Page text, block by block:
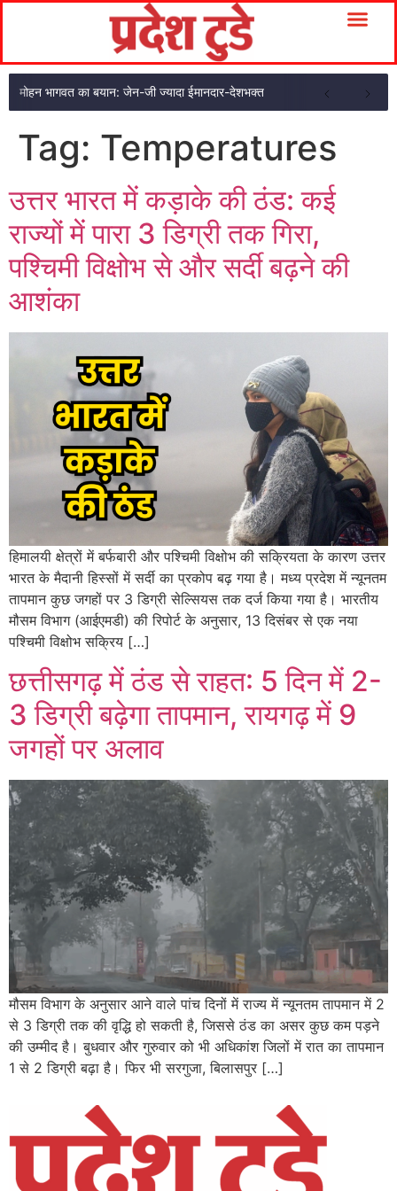
मोहन भागवत का बयान: जेन-जी ज्यादा ईमानदार-देशभक्त
Tag: Temperatures
उत्तर भारत में कड़ाके की ठंड: कई
राज्यों में पारा 3 डिग्री तक गिरा,
पश्चिमी विक्षोभ से और सर्दी बढ़ने की
आशंका
हिमालयी क्षेत्रों में बर्फबारी और पश्चिमी विक्षोभ की सक्रियता के कारण उत्तर
भारत के मैदानी हिस्सों में सर्दी का प्रकोप बढ़ गया है। मध्य प्रदेश में न्यूनतम
तापमान कुछ जगहों पर 3 डिग्री सेल्सियस तक दर्ज किया गया है। भारतीय
मौसम विभाग (आईएमडी) की रिपोर्ट के अनुसार, 13 दिसंबर से एक नया
पश्चिमी विक्षोभ सक्रिय […]
छत्तीसगढ़ में ठंड से राहत: 5 दिन में 2-
3 डिग्री बढ़ेगा तापमान, रायगढ़ में 9
जगहों पर अलाव
मौसम विभाग के अनुसार आने वाले पांच दिनों में राज्य में न्यूनतम तापमान में 2
से 3 डिग्री तक की वृद्धि हो सकती है, जिससे ठंड का असर कुछ कम पड़ने
की उम्मीद है। बुधवार और गुरुवार को भी अधिकांश जिलों में रात का तापमान
1 से 2 डिग्री बढ़ा है। फिर भी सरगुजा, बिलासपुर […]